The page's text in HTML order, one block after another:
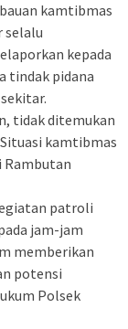
kamtibmas
selalu
kepada
tindak pidana
tidak ditemukan
kamtibmas
Rambutan
patroli
jam-jam
memberikan
potensi
Polsek